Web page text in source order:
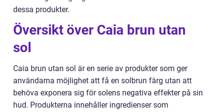
dessa produkter.
Översikt över Caia brun utan
sol
Caia brun utan sol är en serie av produkter som ger
användarna möjlighet att få en solbrun färg utan att
behöva exponera sig för solens negativa effekter på sin
hud. Produkterna innehåller ingredienser som